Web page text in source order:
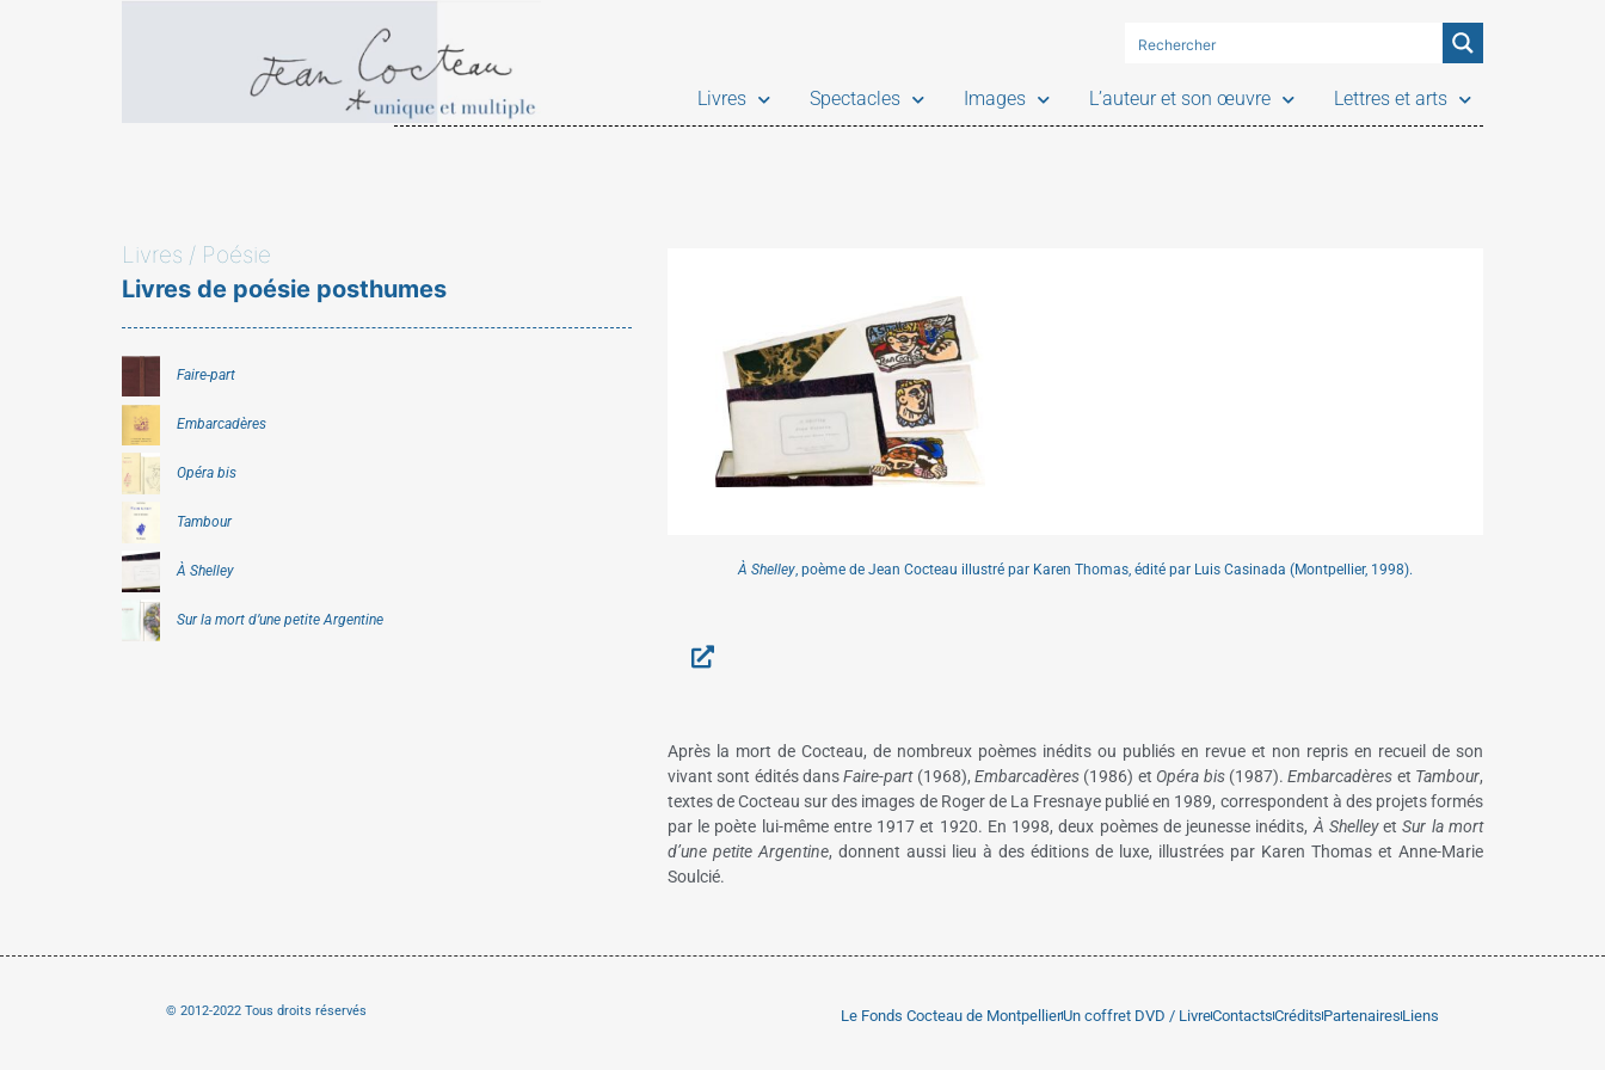
Livres Spectacles Images L’auteur et son œuvre Lettres et arts
Livres / Poésie
Livres de poésie posthumes
Faire-part
Embarcadères
Opéra bis
Tambour
À Shelley
Sur la mort d’une petite Argentine
À Shelley, poème de Jean Cocteau illustré par Karen Thomas, édité par Luis Casinada (Montpellier, 1998).
Après la mort de Cocteau, de nombreux poèmes inédits ou publiés en revue et non repris en recueil de son
vivant sont édités dansFaire-part(1968),Embarcadères (1986) et Opéra bis(1987).Embarcadères et Tambour,
textes de Cocteau sur des images de Roger de La Fresnaye publié en 1989, correspondent à des projets formés
par le poète lui-même entre 1917 et 1920. En 1998, deux poèmes de jeunesse inédits,À ShelleyetSur la mort
d’une petite Argentine, donnent aussi lieu à des éditions de luxe, illustrées par Karen Thomas et Anne-Marie
Soulcié.
© 2012-2022 Tous droits réservés Le Fonds Cocteau de MontpellierUn coffret DVD / LivreContactsCréditsPartenairesLiens